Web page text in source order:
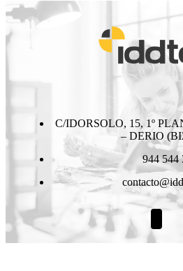
C/IDORSOLO, 15, 1º
– DERIO
944 544